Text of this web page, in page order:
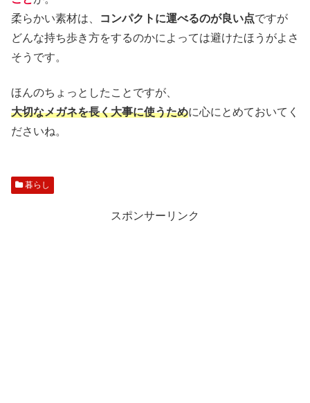
柔らかい素材は、
コンパクトに運べるのが良い点ですが
どんな持ち歩き方をするのかによっては避けたほうがよさ
そうです。
ほんのちょっとしたことですが、
大切なメガネを長く大事に使うために心にとめておいてく
ださいね。
暮らし
スポンサーリンク